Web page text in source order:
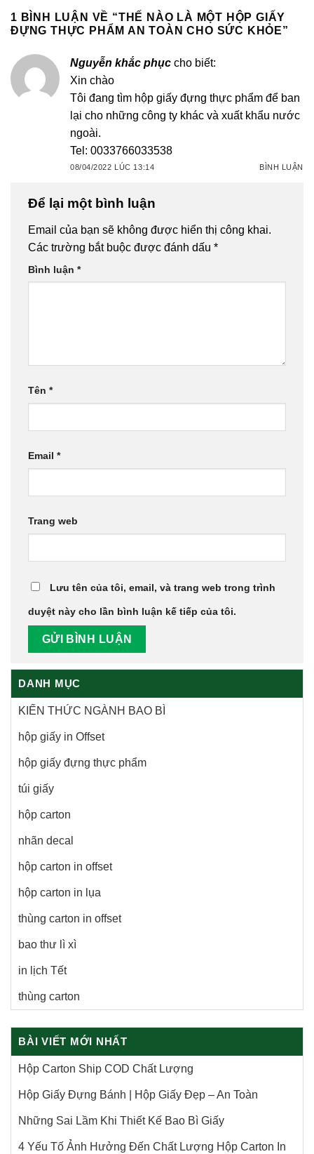
1 BÌNH LUẬN VỀ “THẾ NÀO LÀ MỘT HỘP GIẤY
ĐỰNG THỰC PHẨM AN TOÀN CHO SỨC KHỎE”
Nguyễn khắc phục cho biết:
Xin chào
Tôi đang tìm hộp giấy đựng thực phẩm để ban
lại cho những công ty khác và xuất khẩu nước
ngoài.
Tel: 0033766033538
08/04/2022 LÚC 13:14 BÌNH LUẬN
Để lại một bình luận
Email của bạn sẽ không được hiển thị công khai.
Các trường bắt buộc được đánh dấu *
Bình luận *
Tên *
Email *
Trang web
Lưu tên của tôi, email, và trang web trong trình
duyệt này cho lần bình luận kế tiếp của tôi.
DANH MỤC
KIẾN THỨC NGÀNH BAO BÌ
hộp giấy in Offset
hộp giấy đựng thực phẩm
túi giấy
hộp carton
nhãn decal
hộp carton in offset
hộp carton in lụa
thùng carton in offset
bao thư lì xì
in lịch Tết
thùng carton
BÀI VIẾT MỚI NHẤT
Hộp Carton Ship COD Chất Lượng
Hộp Giấy Đựng Bánh | Hộp Giấy Đẹp – An Toàn
Những Sai Lầm Khi Thiết Kế Bao Bì Giấy
4 Yếu Tố Ảnh Hưởng Đến Chất Lượng Hộp Carton In